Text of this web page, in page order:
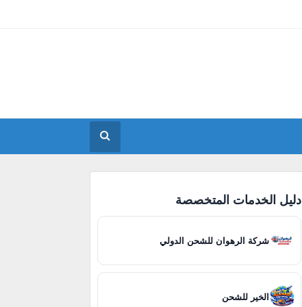
دليل الخدمات المتخصصة
شركة الرهوان للشحن الدولي
الخير للشحن